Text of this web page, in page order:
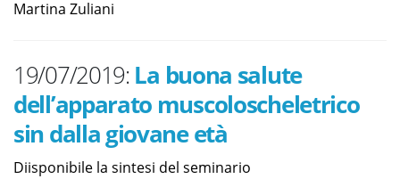
Martina Zuliani
19/07/2019: La buona salute
dell’apparato muscoloscheletrico
sin dalla giovane età
Diisponibile la sintesi del seminario